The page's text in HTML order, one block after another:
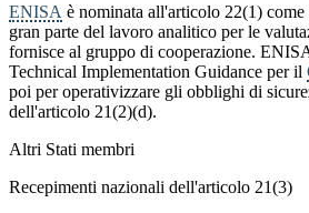
ENISA è nominata all'articolo 22(1)
gran parte del lavoro analitico per le
fornisce al gruppo di cooperazione.
Technical Implementation Guidance per il
poi per operativizzare gli obblighi di
dell'articolo 21(2)(d).
Altri Stati membri
Recepimenti nazionali dell'articolo 21(3)